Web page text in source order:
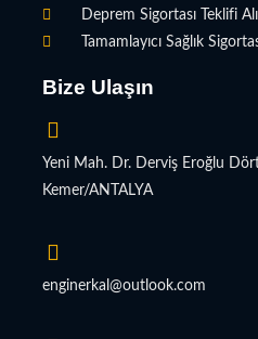
Deprem Sigortası Teklifi
Tamamlayıcı Sağlık
Bize Ulaşın
Yeni Mah. Dr. Derviş Eroğlu
Kemer/ANTALYA
enginerkal@outlook.com